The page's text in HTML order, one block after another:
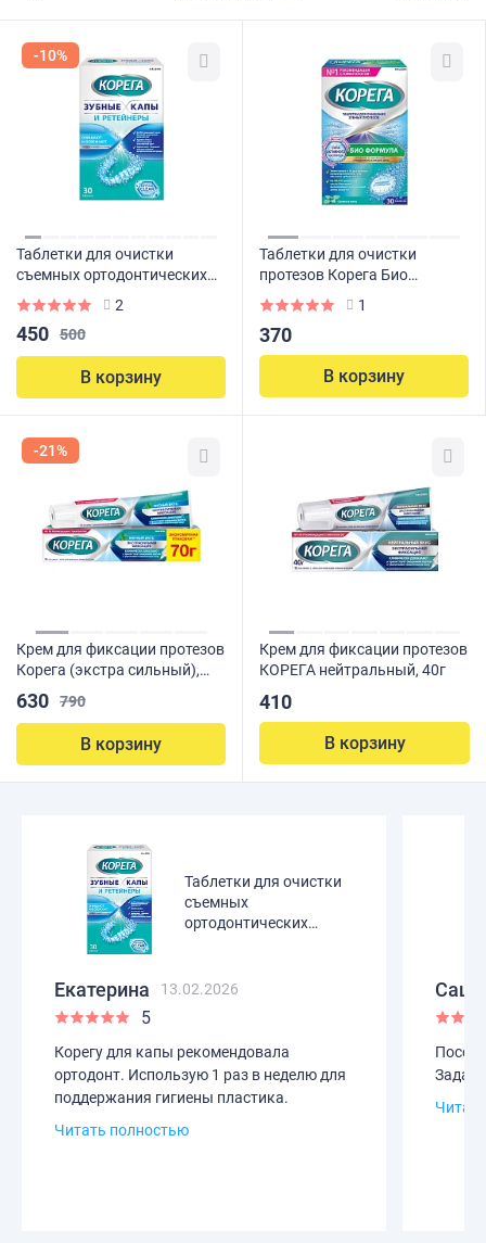
-10%
Таблетки для очистки
съемных ортодонтических
конструкций КОРЕГА, 30 шт
2
500
450
В корзину
Таблетки для очистки
протезов Корега Био
Формула, 30 шт
1
370
В корзину
-21%
Крем для фиксации протезов
Корега (экстра сильный),
мятный, 70 гр
790
630
В корзину
Крем для фиксации протезов
КОРЕГА нейтральный, 40г
410
В корзину
Таблетки для очистки
съемных
ортодонтических
Екатерина 13.02.2026
5
Корегу для капы рекомендовала
ортодонт. Использую 1 раз в неделю для
поддержания гигиены пластика.
Читать полностью
Саша